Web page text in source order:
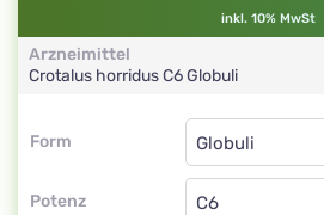
inkl. 10% MwSt
Arzneimittel
Crotalus horridusC6Globuli
Form
Form
Potenz
Globuli
C6